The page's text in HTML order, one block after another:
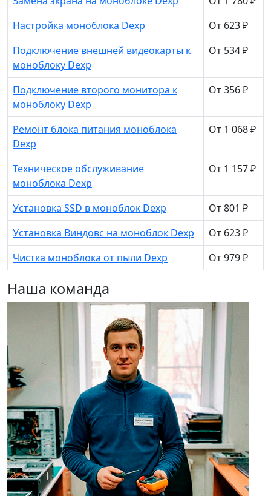
Настройка моноблока Dexp
От 623 ₽
Подключение внешней видеокарты к
моноблоку Dexp
От 534 ₽
Подключение второго монитора к
моноблоку Dexp
От 356 ₽
Ремонт блока питания моноблока
Dexp
От 1 068 ₽
Техническое обслуживание
моноблока Dexp
От 1 157 ₽
Установка SSD в моноблок Dexp
От 801 ₽
Установка Виндовс на моноблок Dexp
От 623 ₽
Чистка моноблока от пыли Dexp
От 979 ₽
Наша команда